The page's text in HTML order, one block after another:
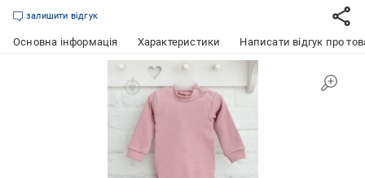
залишити відгук
Основна інформація Характеристики Написати відгук про